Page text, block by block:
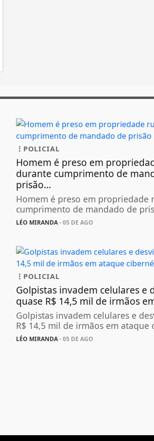
POLICIAL
Homem é preso em
durante cumprimento de
prisão...
Homem é preso em propriedade
cumprimento de mandado de
LÉO MIRANDA- 05 DE AGO
POLICIAL
Golpistas invadem celulares e
quase R$ 14,5 mil de irmãos
Golpistas invadem celulares e
R$ 14,5 mil de irmãos em ataque
LÉO MIRANDA- 05 DE AGO